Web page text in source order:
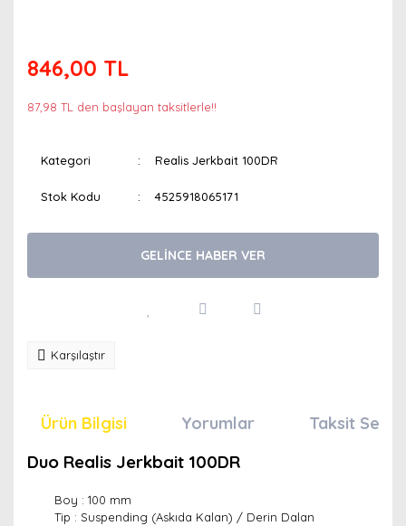
846,00 TL
87,98 TL den başlayan taksitlerle!!
Kategori Realis Jerkbait 100DR
Stok Kodu 4525918065171
GELİNCE HABER VER
Karşılaştır
Ürün Bilgisi Yorumlar Taksit
Duo Realis Jerkbait 100DR
Boy : 100 mm
Tip : Suspending (Askıda Kalan) / Derin Dalan